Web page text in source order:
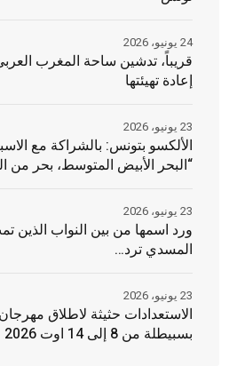
قريباً، تدشين ساحة المغرب
إعادة تهيئتها
24 يونيو، 2026
الألكسو بتونس: بالشراكة مع
“البحر الأبيض المتوسط، بحر من
23 يونيو، 2026
ورد اسمها من بين النواب الذين
المسدي ترد…
23 يونيو، 2026
الاستعدادات حثيثة لاطلاق
بسبيطلة من 8 إلى 14 اوت 2026
23 يونيو، 2026